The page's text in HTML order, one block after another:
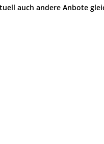
auch andere Anbote